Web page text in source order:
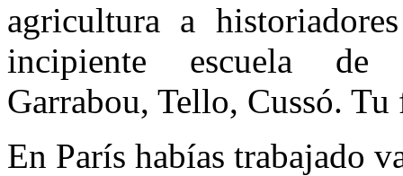
agricultura a
incipiente escuela de
Garrabou, Tello, Cussó. Tu
En París habías trabajado